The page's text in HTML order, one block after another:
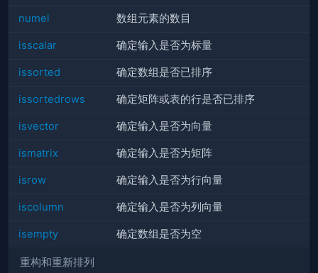
numel 数组元素的数目
isscalar 确定输入是否为标量
issorted 确定数组是否已排序
issortedrows 确定矩阵或表的行是否已排序
isvector 确定输入是否为向量
ismatrix 确定输入是否为矩阵
isrow 确定输入是否为行向量
iscolumn 确定输入是否为列向量
isempty 确定数组是否为空
重构和重新排列